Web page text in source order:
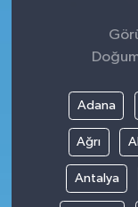
Adana
Ağrı
Antalya
ULUSAL